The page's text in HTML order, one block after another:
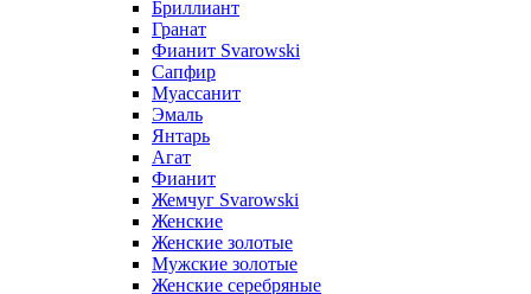
Бриллиант
Гранат
Фианит Svarowski
Сапфир
Муассанит
Эмаль
Янтарь
Агат
Фианит
Жемчуг Svarowski
Женские
Женские золотые
Мужские золотые
Женские серебряные